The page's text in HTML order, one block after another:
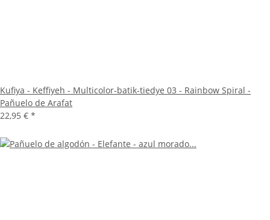
Kufiya - Keffiyeh - Multicolor-batik-tiedye 03 - Rainbow Spiral -
Pañuelo de Arafat
22,95 € *